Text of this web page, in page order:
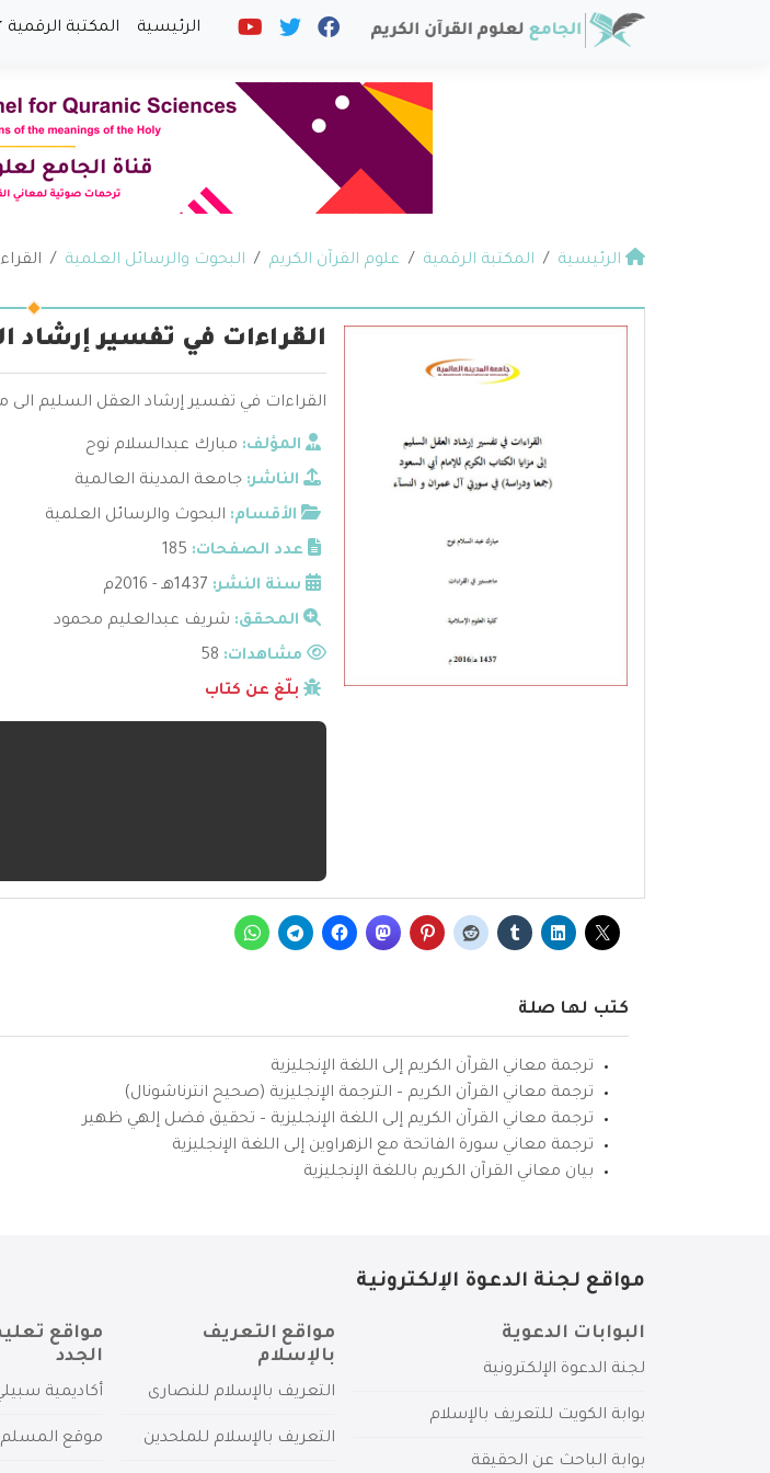
الرئيسية المكتبة الرقمية
الرئيسية المكتبة الرقمية علوم القرآن الكريم البحوث والرسائل العلمية
القراءات في تفسير إرشاد
القراءات في تفسير إرشاد العقل السليم الى
المؤلف: مبارك عبدالسلام نوح
الناشر: جامعة المدينة العالمية
الأقسام: البحوث والرسائل العلمية
عدد الصفحات: 185
سنة النشر: 1437هـ - 2016م
المحقق: شريف عبدالعليم محمود
مشاهدات:
بلّغ عن كتاب
كتب لها صلة
ترجمة معاني القرآن الكريم إلى اللغة الإنجليزية
ترجمة معاني القرآن الكريم – الترجمة الإنجليزية (صحيح انترناشونال)
ترجمة معاني القرآن الكريم إلى اللغة الإنجليزية – تحقيق فضل إلهي ظهير
ترجمة معاني سورة الفاتحة مع الزهراوين إلى اللغة الإنجليزية
بيان معاني القرآن الكريم باللغة الإنجليزية
مواقع لجنة الدعوة الإلكترونية
البوابات الدعوية
لجنة الدعوة الإلكترونية
بوابة الكويت للتعريف بالإسلام
بوابة الباحث عن الحقيقة
مواقع التعريف
بالإسلام
التعريف بالإسلام للنصارى
التعريف بالإسلام للملحدين
مواقع
الجدد
أكاديمية
موقع المسلم